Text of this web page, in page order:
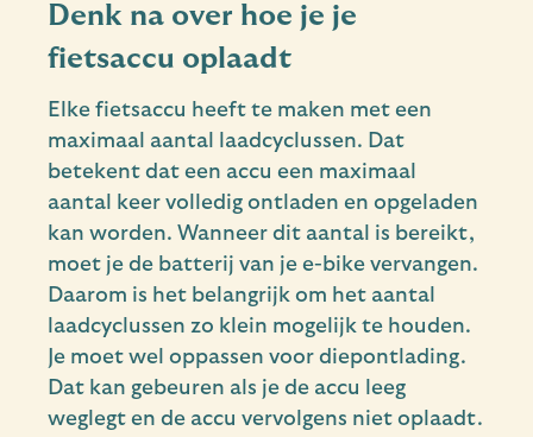
Denk na over hoe je je
fietsaccu oplaadt
Elke fietsaccu heeft te maken met een
maximaal aantal laadcyclussen. Dat
betekent dat een accu een maximaal
aantal keer volledig ontladen en opgeladen
kan worden. Wanneer dit aantal is bereikt,
moet je de batterij van je e-bike vervangen.
Daarom is het belangrijk om het aantal
laadcyclussen zo klein mogelijk te houden.
Je moet wel oppassen voor diepontlading.
Dat kan gebeuren als je de accu leeg
weglegt en de accu vervolgens niet oplaadt.